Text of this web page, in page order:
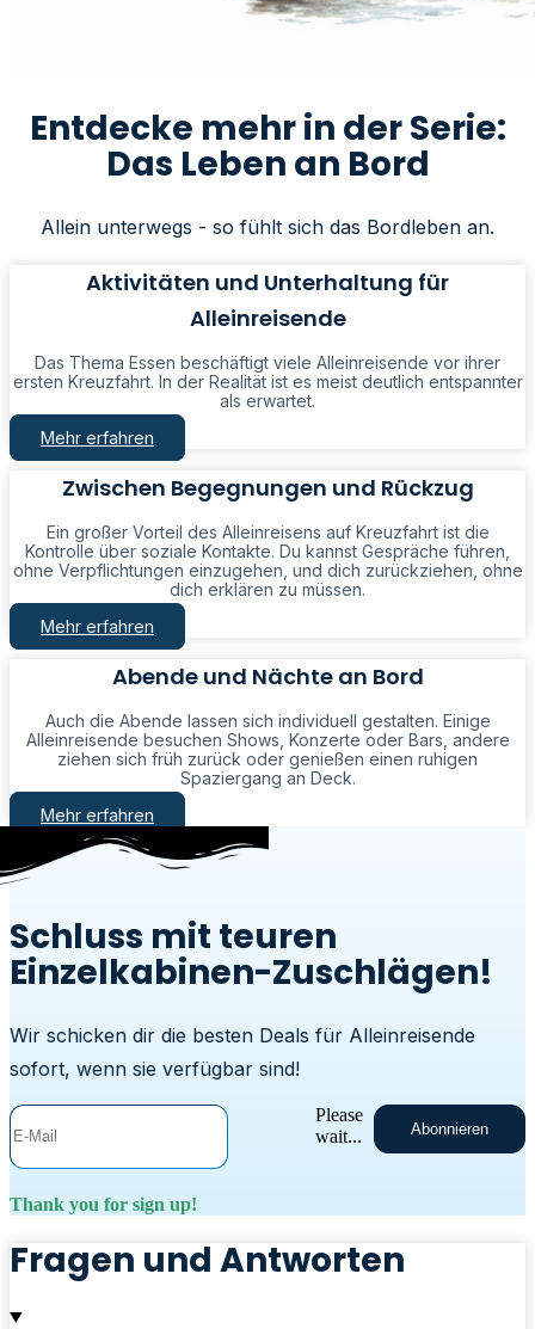
Entdecke mehr in der Serie:
Das Leben an Bord
Allein unterwegs - so fühlt sich das Bordleben an.
Aktivitäten und Unterhaltung für
Alleinreisende
Das Thema Essen beschäftigt viele Alleinreisende vor ihrer
ersten Kreuzfahrt. In der Realität ist es meist deutlich entspannter
als erwartet.
Mehr erfahren
Zwischen Begegnungen und Rückzug
Ein großer Vorteil des Alleinreisens auf Kreuzfahrt ist die
Kontrolle über soziale Kontakte. Du kannst Gespräche führen,
ohne Verpflichtungen einzugehen, und dich zurückziehen, ohne
dich erklären zu müssen.
Mehr erfahren
Abende und Nächte an Bord
Auch die Abende lassen sich individuell gestalten. Einige
Alleinreisende besuchen Shows, Konzerte oder Bars, andere
ziehen sich früh zurück oder genießen einen ruhigen
Spaziergang an Deck.
Mehr erfahren
Schluss mit teuren
Einzelkabinen-Zuschlägen!
Wir schicken dir die besten Deals für Alleinreisende
sofort, wenn sie verfügbar sind!
Please
wait...
Abonnieren
Thank you for sign up!
Fragen und Antworten